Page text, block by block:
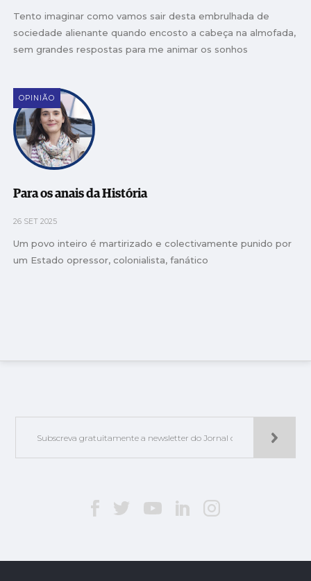
Tento imaginar como vamos sair desta embrulhada de
sociedade alienante quando encosto a cabeça na almofada,
sem grandes respostas para me animar os sonhos
OPINIÃO
Para os anais da História
26 SET 2025
Um povo inteiro é martirizado e colectivamente punido por
um Estado opressor, colonialista, fanático